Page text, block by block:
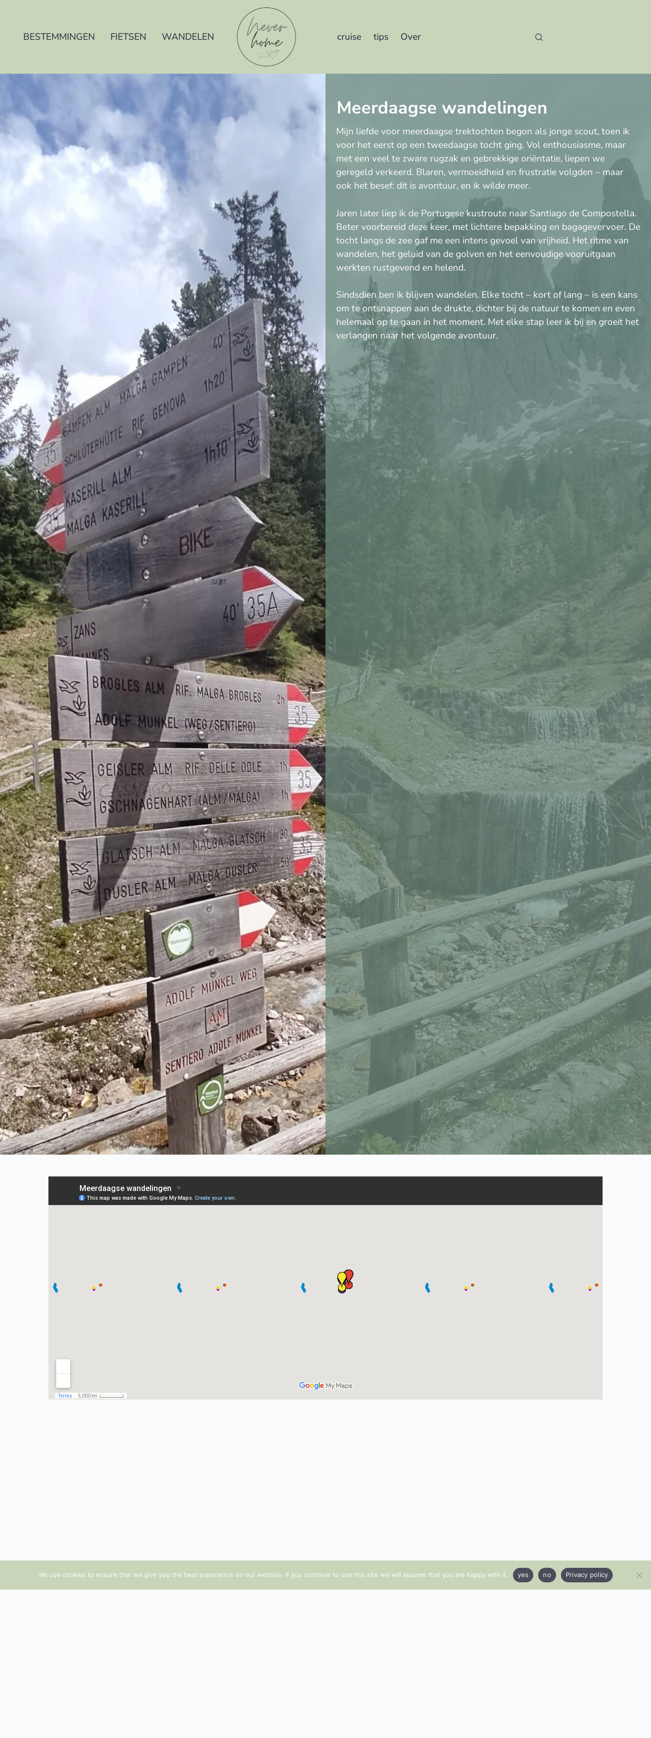
BESTEMMINGEN FIETSEN WANDELEN cruise tips Over
Meerdaagse wandelingen
Mijn liefde voor meerdaagse trektochten begon als jonge scout, toen ik
voor het eerst op een tweedaagse tocht ging. Vol enthousiasme, maar
met een veel te zware rugzak en gebrekkige oriëntatie, liepen we
geregeld verkeerd. Blaren, vermoeidheid en frustratie volgden – maar
ook het besef: dit is avontuur, en ik wilde meer.
Jaren later liep ik de Portugese kustroute naar Santiago de Compostella.
Beter voorbereid deze keer, met lichtere bepakking en bagagevervoer. De
tocht langs de zee gaf me een intens gevoel van vrijheid. Het ritme van
wandelen, het geluid van de golven en het eenvoudige vooruitgaan
werkten rustgevend en helend.
Sindsdien ben ik blijven wandelen. Elke tocht – kort of lang – is een kans
om te ontsnappen aan de drukte, dichter bij de natuur te komen en even
helemaal op te gaan in het moment. Met elke stap leer ik bij en groeit het
verlangen naar het volgende avontuur.
We use cookies to ensure that we give you the best experience on our website. If you continue to use this site we will assume that you are happy with it. yes no Privacy policy